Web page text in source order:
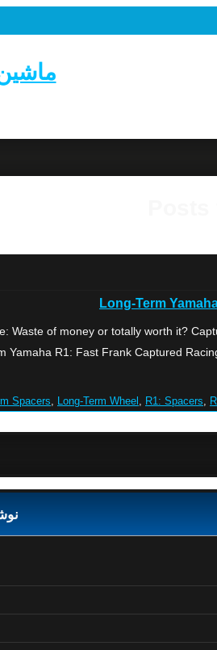
Long-Term
of money or totally worth it?
R1: Fast Frank Captured
Spacers, Long-Term Wheel , R1: Spacers,